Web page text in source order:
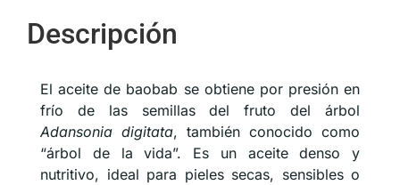
Descripción
El aceite de baobab se obtiene por presión en
frío de las semillas del fruto del árbol
Adansonia digitata, también conocido como
“árbol de la vida”. Es un aceite denso y
nutritivo, ideal para pieles secas, sensibles o